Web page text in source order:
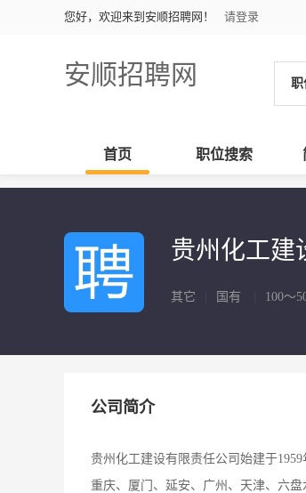
您好，欢迎来到安顺招聘网！ 请登录
安顺招聘网 职
首页 职位搜索
贵州化工建
其它 国有 100～
公司简介
贵州化工建设有限责任公司始建于
重庆、厦门、延安、广州、天津、六